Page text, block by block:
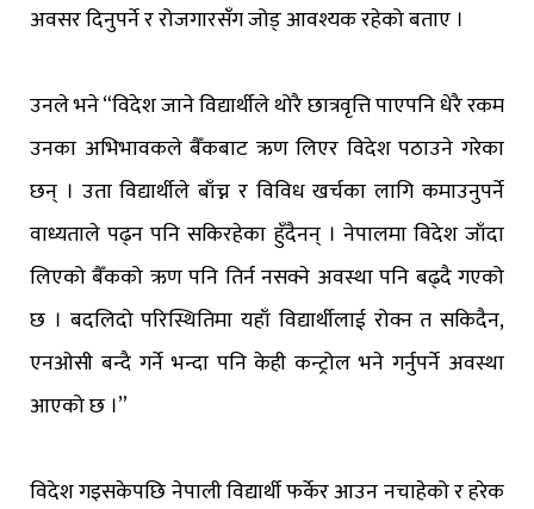
अवसर दिनुपर्ने र रोजगारसँग जोड् आवश्यक रहेको बताए ।
उनले भने “विदेश जाने विद्यार्थीले थोरै छात्रवृत्ति पाएपनि धेरै रकम
उनका अभिभावकले बैँकबाट ऋण लिएर विदेश पठाउने गरेका
छन् । उता विद्यार्थीले बाँच्न र विविध खर्चका लागि कमाउनुपर्ने
वाध्यताले पढ्न पनि सकिरहेका हुँदैनन् । नेपालमा विदेश जाँदा
लिएको बैँकको ऋण पनि तिर्न नसक्ने अवस्था पनि बढ्दै गएको
छ । बदलिदो परिस्थितिमा यहाँ विद्यार्थीलाई रोक्न त सकिदैन,
एनओसी बन्दै गर्ने भन्दा पनि केही कन्ट्रोल भने गर्नुपर्ने अवस्था
आएको छ ।”
विदेश गइसकेपछि नेपाली विद्यार्थी फर्केर आउन नचाहेको र हरेक